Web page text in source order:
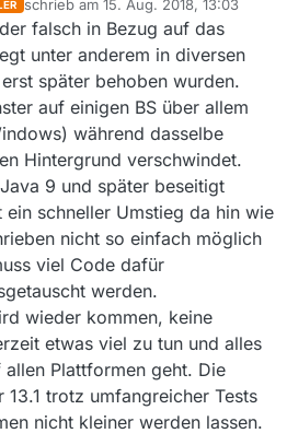
schrieb am 15. Aug. 2018, 13:03
zuletzt editiert von
falsch in Bezug auf das
unter anderem in diversen
später behoben wurden.
auf einigen BS über allem
während dasselbe
Hintergrund verschwindet.
9 und später beseitigt
schneller Umstieg da hin wie
nicht so einfach möglich
viel Code dafür
werden.
wieder kommen, keine
etwas viel zu tun und alles
Plattformen geht. Die
13.1 trotz umfangreicher Tests
nicht kleiner werden lassen.